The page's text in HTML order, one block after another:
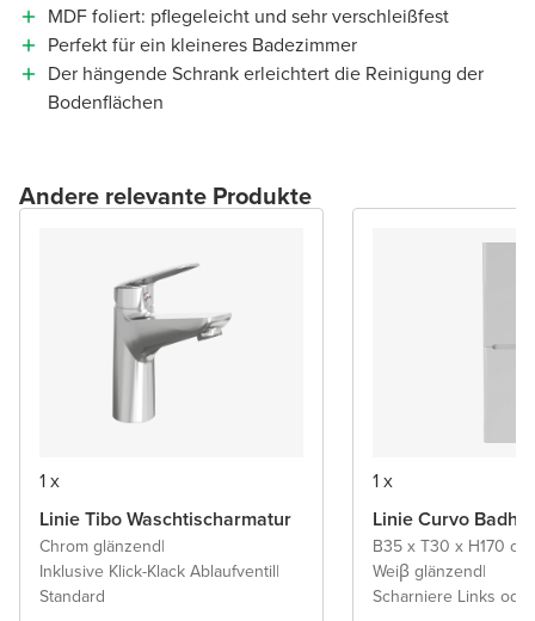
MDF foliert: pflegeleicht und sehr verschleißfest
Perfekt für ein kleineres Badezimmer
Der hängende Schrank erleichtert die Reinigung der
Bodenflächen
Andere relevante Produkte
1 x
Linie Tibo Waschtischarmatur
Chrom glänzend|
Inklusive Klick-Klack Ablaufventil|
Standard
1 x
Linie Curvo
B35 x T30 x H170 cm
Weiβ glänzend|
Scharniere Links